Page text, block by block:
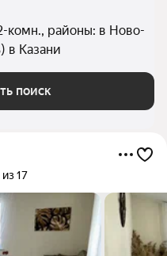
комн., районы: в Ново-
в Казани
поиск
17